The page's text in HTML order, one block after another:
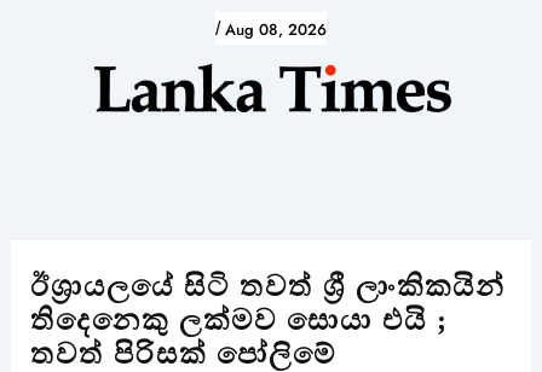
/ Aug 08, 2026
ඊශ්‍රායලයේ සිටි තවත් ශ්‍රී ලාංකිකයින්
තිදෙනෙකු ලක්මව සොයා එයි ;
තවත් පිරිසක් පෝලිමේ